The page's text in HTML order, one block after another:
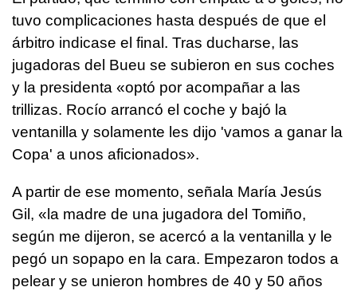
tuvo complicaciones hasta después de que el
árbitro indicase el final. Tras ducharse, las
jugadoras del Bueu se subieron en sus coches
y la presidenta «optó por acompañar a las
trillizas. Rocío arrancó el coche y bajó la
ventanilla y solamente les dijo 'vamos a ganar la
Copa' a unos aficionados».
A partir de ese momento, señala María Jesús
Gil, «la madre de una jugadora del Tomiño,
según me dijeron, se acercó a la ventanilla y le
pegó un sopapo en la cara. Empezaron todos a
pelear y se unieron hombres de 40 y 50 años